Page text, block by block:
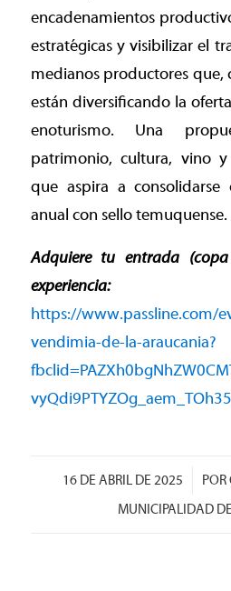
encadenamientos
estratégicas y visibilizar el
medianos productores que,
están diversificando la
enoturismo. Una
patrimonio, cultura, vino
que aspira a
anual con sello temuquense.
Adquiere tu entrada
experiencia:
https://www.passline.com/
vendimia-de-la-araucania?
16 DE ABRIL DE 2025
/ POR
MUNICIPALIDAD